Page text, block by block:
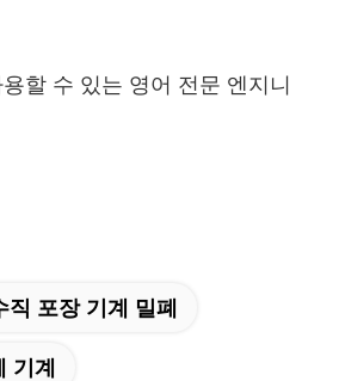
할 수 있는 영어 전문 엔지니
직 포장 기계 밀폐
기계